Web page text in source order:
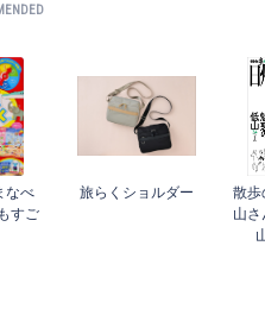
なべ
すご
旅らくショルダー
散歩
山さ